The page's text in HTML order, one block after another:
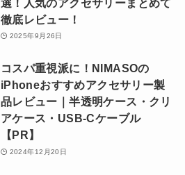
選！人気のアクセサリーまとめて
徹底レビュー！
2025年9月26日
コスパ重視派に！NIMASOの
iPhoneおすすめアクセサリー製
品レビュー｜半透明ケース・クリ
アケース・USB-Cケーブル
【PR】
2024年12月20日